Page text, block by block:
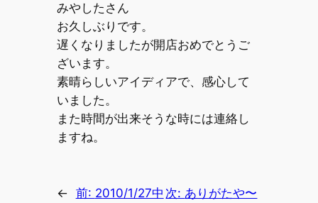
みやしたさん
お久しぶりです。
遅くなりましたが開店おめでとうご
ざいます。
素晴らしいアイディアで、感心して
いました。
また時間が出来そうな時には連絡し
ますね。
← 前: 2010/1/27中 次: ありがたや〜